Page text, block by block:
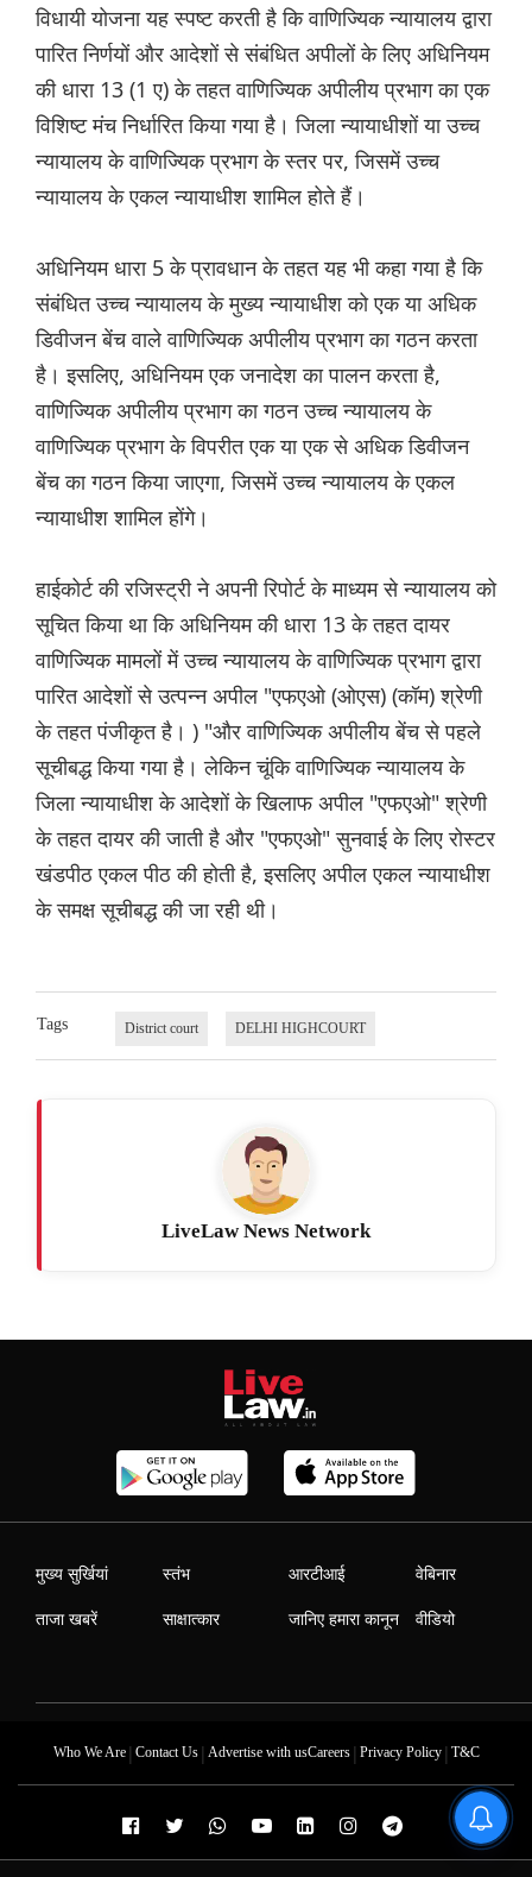
विधायी योजना यह स्पष्ट करती है कि वाणिज्यिक न्यायालय द्वारा
पारित निर्णयों और आदेशों से संबंधित अपीलों के लिए अधिनियम
की धारा 13 (1 ए) के तहत वाणिज्यिक अपीलीय प्रभाग का एक
विशिष्ट मंच निर्धारित किया गया है। जिला न्यायाधीशों या उच्च
न्यायालय के वाणिज्यिक प्रभाग के स्तर पर, जिसमें उच्च
न्यायालय के एकल न्यायाधीश शामिल होते हैं।
अधिनियम धारा 5 के प्रावधान के तहत यह भी कहा गया है कि
संबंधित उच्च न्यायालय के मुख्य न्यायाधीश को एक या अधिक
डिवीजन बेंच वाले वाणिज्यिक अपीलीय प्रभाग का गठन करता
है। इसलिए, अधिनियम एक जनादेश का पालन करता है,
वाणिज्यिक अपीलीय प्रभाग का गठन उच्च न्यायालय के
वाणिज्यिक प्रभाग के विपरीत एक या एक से अधिक डिवीजन
बेंच का गठन किया जाएगा, जिसमें उच्च न्यायालय के एकल
न्यायाधीश शामिल होंगे।
हाईकोर्ट की रजिस्ट्री ने अपनी रिपोर्ट के माध्यम से न्यायालय को
सूचित किया था कि अधिनियम की धारा 13 के तहत दायर
वाणिज्यिक मामलों में उच्च न्यायालय के वाणिज्यिक प्रभाग द्वारा
पारित आदेशों से उत्पन्न अपील "एफएओ (ओएस) (कॉम) श्रेणी
के तहत पंजीकृत है। ) "और वाणिज्यिक अपीलीय बेंच से पहले
सूचीबद्ध किया गया है। लेकिन चूंकि वाणिज्यिक न्यायालय के
जिला न्यायाधीश के आदेशों के खिलाफ अपील "एफएओ" श्रेणी
के तहत दायर की जाती है और "एफएओ" सुनवाई के लिए रोस्टर
खंडपीठ एकल पीठ की होती है, इसलिए अपील एकल न्यायाधीश
के समक्ष सूचीबद्ध की जा रही थी।
Tags District court DELHI HIGHCOURT
LiveLaw News Network
मुख्य सुर्खियां
ताजा खबरें
स्तंभ
साक्षात्कार
आरटीआई
जानिए हमारा कानून
वेबिनार
वीडियो
Who We Are| Contact Us| Advertise with usCareers| Privacy Policy| T&C